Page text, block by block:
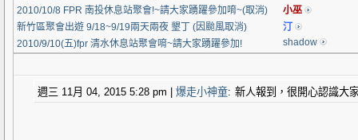
2010/10/8 FPR 南投休息站聚會!~請大家踴躍參加唷~(取消)
小巫
新竹區聚會出遊 9/18~9/19兩天兩夜 墾丁 (因颱風取消)
汀
2010/9/10(五)fpr 清水休息站聚會唷~請大家踴躍參加!
shadow
週三 11月 04, 2015 5:28 pm 爆走小神童: 新人報到，很開心認識大